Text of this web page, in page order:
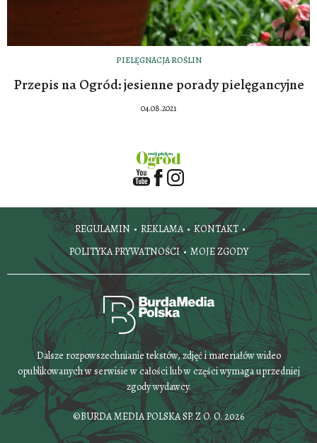
PIELĘGNACJA ROŚLIN
Przepis na Ogród: jesienne porady pielęgancyjne
04.08.2021
REGULAMIN REKLAMA
KONTAKT
POLITYKA PRYWATNOŚCI
MOJE ZGODY
Dalsze rozpowszechnianie tekstów, zdjęć i materiałów wideo
opublikowanych w serwisie w całości lub w części wymaga uprzedniej
zgody wydawcy.
©BURDA MEDIA POLSKA SP. Z O. O. 2026